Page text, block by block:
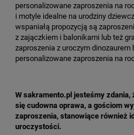
personalizowane zaproszenia na
i motyle idealne na urodziny
wspaniałą propozycją są
z zajączkiem i balonikami lub też
zaproszenia z uroczym dinozaurem
personalizowane zaproszenia na
W sakramento.pl jesteśmy
się cudowna oprawa, a gościom
zaproszenia, stanowiące również
uroczystości.